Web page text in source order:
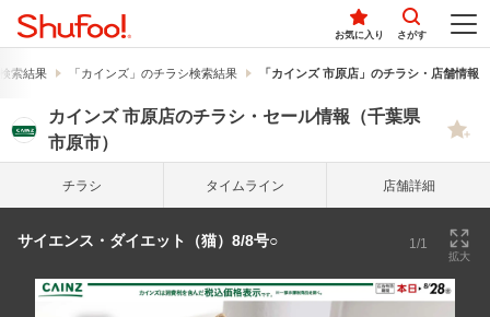
お気に入り さがす
索結果 「カインズ」のチラシ検索結果 「カインズ 市原店」のチラシ・店舗情報
カインズ 市原店のチラシ・セール情報（千葉県
市原市）
チラシ タイム ライン 店舗詳細
サイエンス・ダイエット（猫）8/8号○ 1/1
拡大